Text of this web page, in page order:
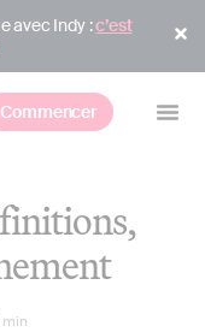
avec Indy :c’est
Commencer
min